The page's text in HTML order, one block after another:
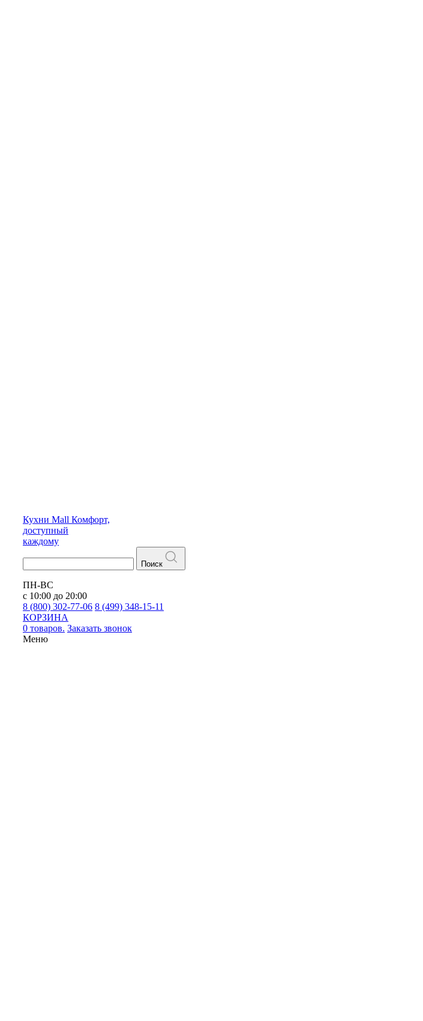
Кухни Mall Комфорт,
доступный
каждому
Поиск
ПН-ВС
с 10:00 до 20:00
8 (800) 302-77-06 8 (499) 348-15-11
КОРЗИНА
0 товаров. Заказать звонок
Меню